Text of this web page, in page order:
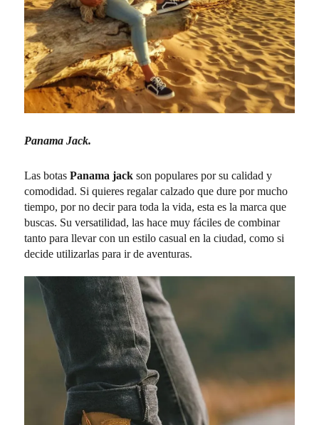
Panama Jack.
Las botasPanama jack son populares por su calidad y
comodidad. Si quieres regalar calzado que dure por mucho
tiempo, por no decir para toda la vida, esta es la marca que
buscas. Su versatilidad, las hace muy fáciles de combinar
tanto para llevar con un estilo casual en la ciudad, como si
decide utilizarlas para ir de aventuras.